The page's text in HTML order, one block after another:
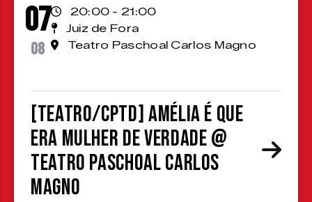
07
08
20:00 - 21:00
Juiz de Fora
Teatro Paschoal Carlos Magno
[TEATRO/CPTD] Amélia é que
era mulher de verdade @
Teatro Paschoal Carlos
Magno